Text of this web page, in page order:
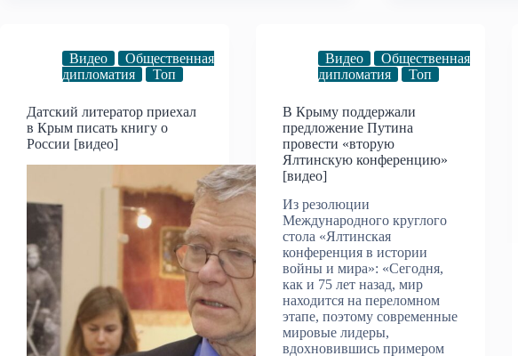
Видео
Общественная
дипломатия
Топ
Датский литератор приехал
в Крым писать книгу о
России [видео]
Видео
Общественная
дипломатия
Топ
В Крыму поддержали
предложение Путина
провести «вторую
Ялтинскую конференцию»
[видео]
Из резолюции
Международного круглого
стола «Ялтинская
конференция в истории
войны и мира»: «Сегодня,
как и 75 лет назад, мир
находится на переломном
этапе, поэтому современные
мировые лидеры,
вдохновившись примером